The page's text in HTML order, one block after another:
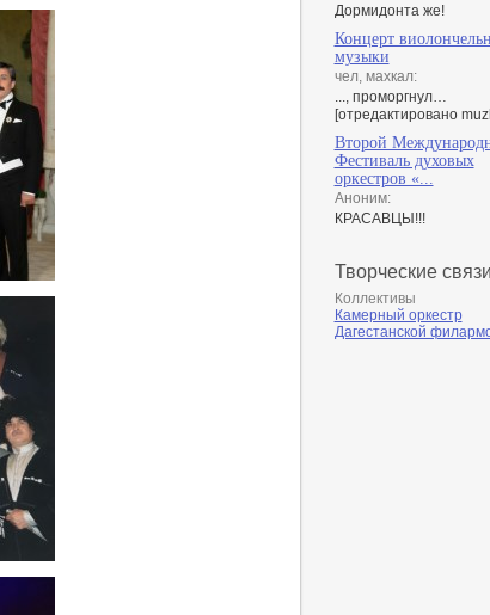
Дормидонта же!
Концерт
музыки
чел, махкал:
..., проморгнул…
[отредактировано
Второй
Фестиваль духовых
оркестров «...
Аноним:
КРАСАВЦЫ!!!
Творческие связи
Коллективы
Камерный оркестр
Дагестанской